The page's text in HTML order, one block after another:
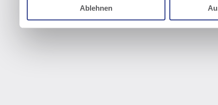
gesammelt haben.
Ablehnen